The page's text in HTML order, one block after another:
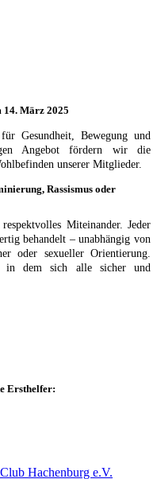
14. März 2025
Gesundheit, Bewegung und
Angebot fördern wir die
unserer Mitglieder.
Rassismus oder
Miteinander. Jeder
behandelt – unabhängig von
oder sexueller Orientierung.
in dem sich alle sicher und
Ersthelfer: